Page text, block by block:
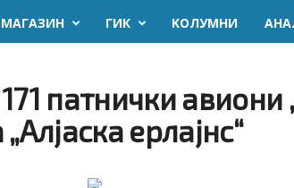
МАГАЗИН ГИК KОЛУМНИ
патнички авиони
ерлајнс“